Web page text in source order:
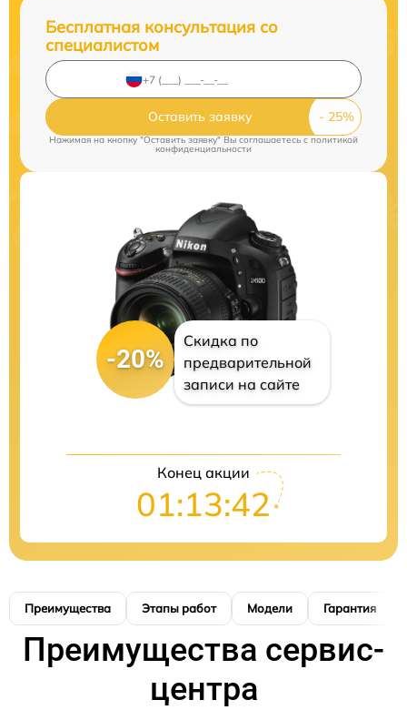
Бесплатная консультация со
специалистом
Оставить заявку
Нажимая на кнопку "Оставить заявку" Вы соглашаетесь cполитикой
конфиденциальности
-20%
Скидка по
предварительной
записи на сайте
Конец акции
01:13:41
Преимущества Этапы работ Модели Гарантия
Преимущества сервис-
центра